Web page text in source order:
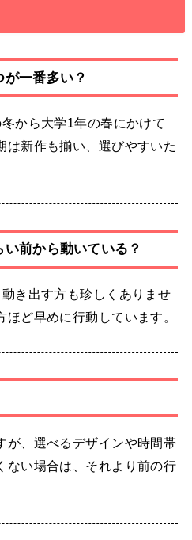
一番多い？
から大学1年の春にかけて
は新作も揃い、選びやすいた
前から動いている？
き出す方も珍しくありませ
ど早めに行動しています。
が、選べるデザインや時間帯
ない場合は、それより前の行